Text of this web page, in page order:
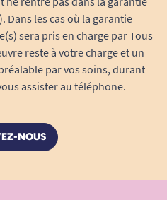
Dans les cas où la garantie
sera pris en charge par Tous
reste à votre charge et un
par vos soins, durant
assister au téléphone.
NOUS